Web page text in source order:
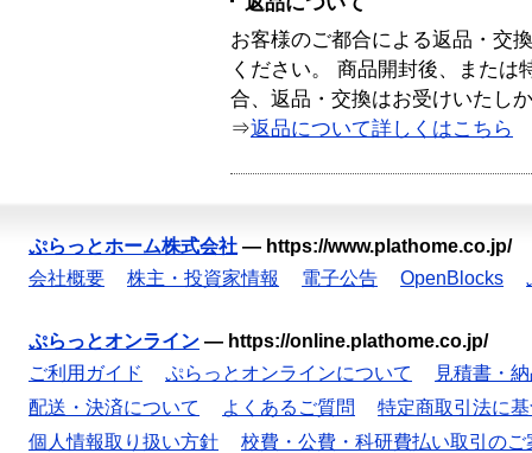
お客様のご都合による返品・交
ください。 商品開封後、または
合、返品・交換はお受けいたし
⇒返品について詳しくはこちら
ぷらっとホーム株式会社 — https://www.plathome.co.jp/
会社概要
株主・投資家情報 電子公告 OpenBlocks
ぷらっとオンライン — https://online.plathome.co.jp/
ご利用ガイド
ぷらっとオンラインについて
見積書・
配送・決済について
よくあるご質問
特定商取引法に
個人情報取り扱い方針
校費・公費・科研費払い取引のご